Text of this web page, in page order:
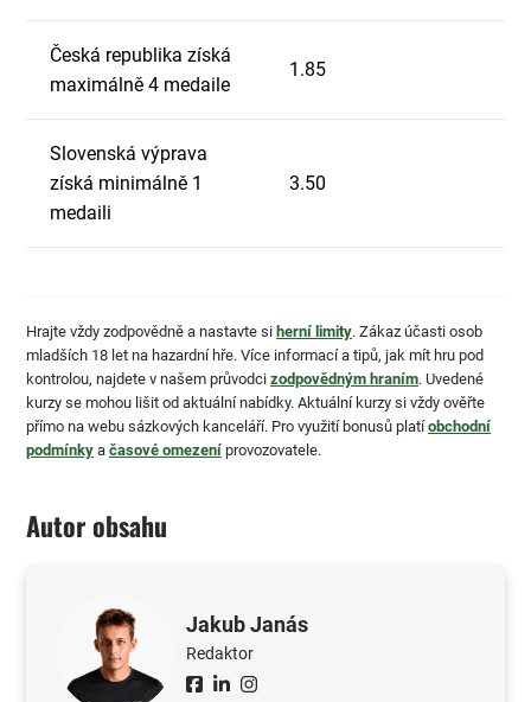
Česká republika získá
maximálně 4 medaile
1.85
Slovenská výprava
získá minimálně 1
medaili
3.50
Hrajte vždy zodpovědně a nastavte si herní limity. Zákaz účasti osob
mladších 18 let na hazardní hře. Více informací a tipů, jak mít hru pod
kontrolou, najdete v našem průvodci zodpovědným hraním. Uvedené
kurzy se mohou lišit od aktuální nabídky. Aktuální kurzy si vždy ověřte
přímo na webu sázkových kanceláří. Pro využití bonusů platíobchodní
podmínky a časové omezení provozovatele.
Autor obsahu
Jakub Janás
Redaktor